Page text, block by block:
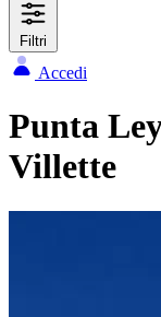
Filtri
Accedi
Punta
Villette